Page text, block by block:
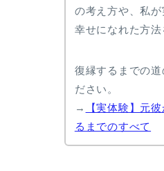
の考え方や、私
幸せになれた方法
復縁するまでの道
ださい。
→
【実体験】元
るまでのすべて